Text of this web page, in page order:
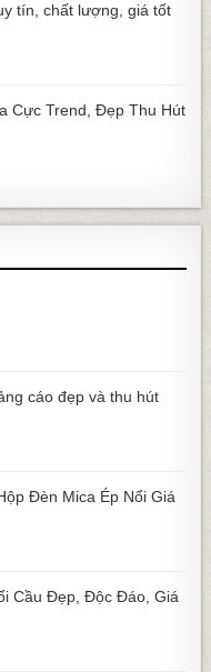
tín, chất lượng, giá tốt
Cực Trend, Đẹp Thu Hút
cáo đẹp và thu hút
Đèn Mica Ép Nổi Giá
Cầu Đẹp, Độc Đáo, Giá